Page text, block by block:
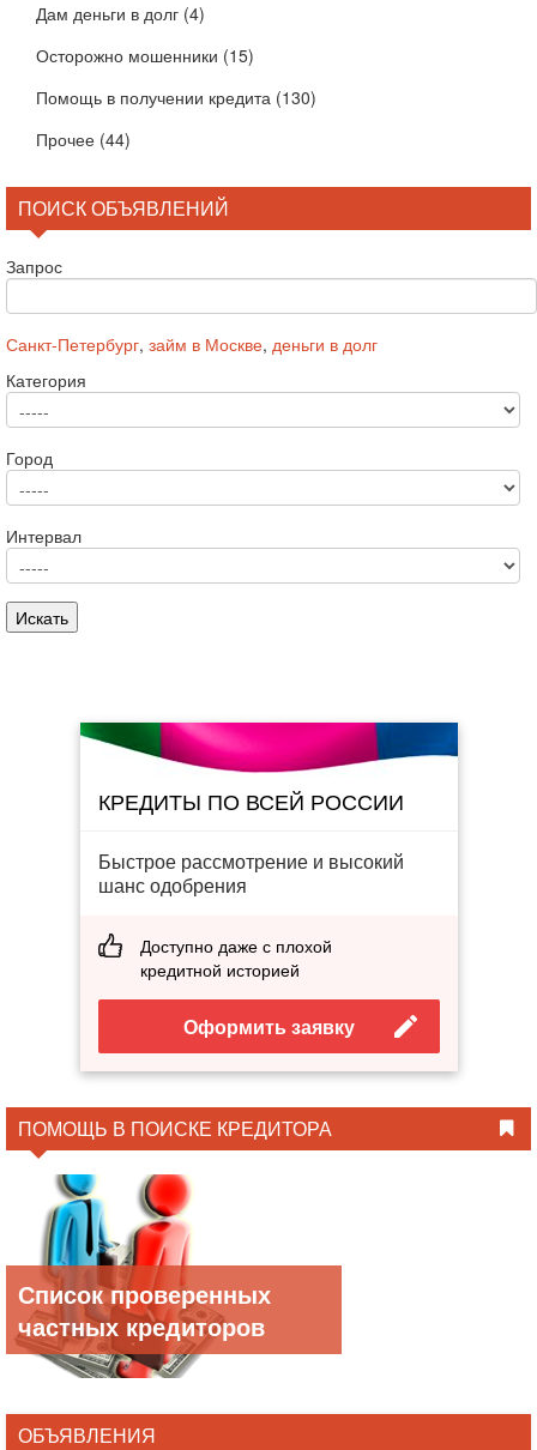
Дам деньги в долг (4)
Осторожно мошенники (15)
Помощь в получении кредита (130)
Прочее (44)
ПОИСК ОБЪЯВЛЕНИЙ
Запрос
Санкт-Петербург, займ в Москве, деньги в долг
Категория
Город
Интервал
КРЕДИТЫ ПО ВСЕЙ РОССИИ
Быстрое рассмотрение и высокий
шанс одобрения
Доступно даже с плохой
кредитной историей
Оформить заявку
ПОМОЩЬ В ПОИСКЕ КРЕДИТОРА
Список проверенных
частных кредиторов
ОБЪЯВЛЕНИЯ